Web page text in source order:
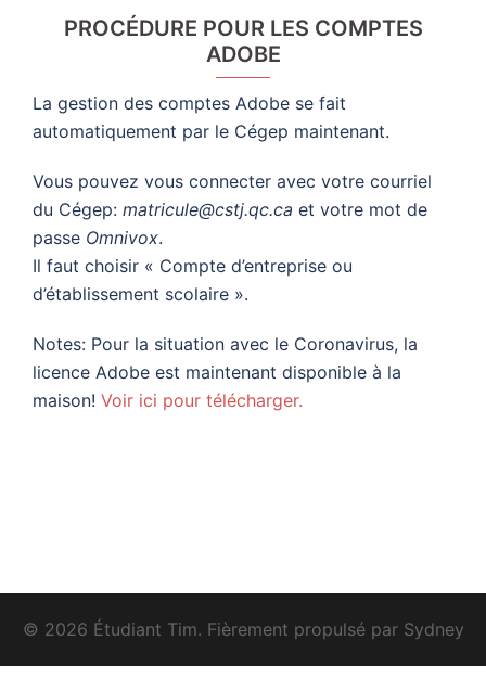
PROCÉDURE POUR LES COMPTES
ADOBE
La gestion des comptes Adobe se fait
automatiquement par le Cégep maintenant.
Vous pouvez vous connecter avec votre courriel
du Cégep: matricule@cstj.qc.ca et votre mot de
passe Omnivox.
Il faut choisir « Compte d’entreprise ou
d’établissement scolaire ».
Notes: Pour la situation avec le Coronavirus, la
licence Adobe est maintenant disponible à la
maison! Voir ici pour télécharger.
© 2026 Étudiant Tim. Fièrement propulsé par Sydney